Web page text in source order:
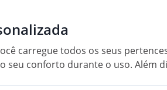
carregue todos os seus
conforto durante o uso. Além